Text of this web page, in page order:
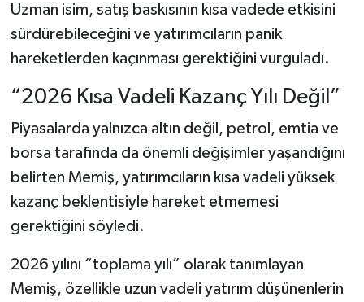
Uzman isim, satış baskısının kısa vadede etkisini
sürdürebileceğini ve yatırımcıların panik
hareketlerden kaçınması gerektiğini vurguladı.
“2026 Kısa Vadeli Kazanç Yılı Değil”
Piyasalarda yalnızca altın değil, petrol, emtia ve
borsa tarafında da önemli değişimler yaşandığını
belirten Memiş, yatırımcıların kısa vadeli yüksek
kazanç beklentisiyle hareket etmemesi
gerektiğini söyledi.
2026 yılını “toplama yılı” olarak tanımlayan
Memiş, özellikle uzun vadeli yatırım düşünenlerin